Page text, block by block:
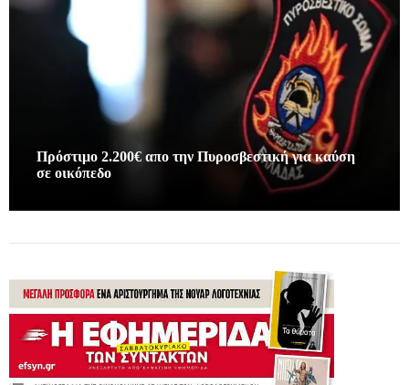
Πρόστιμο 2.200€ απο την Πυροσβεστική για καύση
σε οικόπεδο